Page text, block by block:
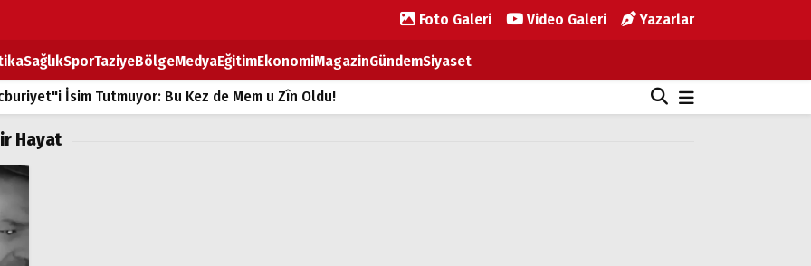
Foto Galeri Video Galeri Yazarlar
SağlıkSporTaziyeBölgeMedyaEğitimEkonomiMagazinGündemSiyaset
İsim Tutmuyor: Bu Kez de Mem u Zîn Oldu!
Fiyatlarına Zam
sırtındaki ağır yük
TAHTASI
Hayat